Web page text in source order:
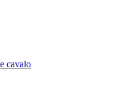
cavalo